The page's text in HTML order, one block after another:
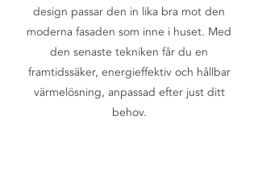
design passar den in lika bra mot den
moderna fasaden som inne i huset. Med
den senaste tekniken får du en
framtidssäker, energieffektiv och hållbar
värmelösning, anpassad efter just ditt
behov.